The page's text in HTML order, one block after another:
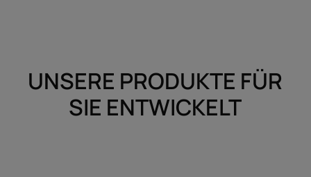
UNSERE PRODUKTE FÜR
SIE ENTWICKELT